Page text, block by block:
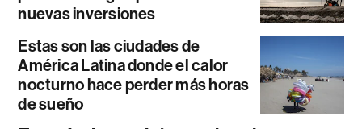
nuevas inversiones
Estas son las ciudades de
América Latina donde el calor
nocturno hace perder más horas
de sueño